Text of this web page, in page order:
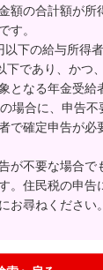
額の合計額が所
す。
下の給与所得
下であり、かつ
となる年金受給
場合に、申告不
で確定申告が必
が不要な場合で
。住民税の申告
お尋ねください。